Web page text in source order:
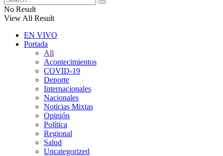
No Result
View All Result
EN VIVO
Portada
All
Acontecimientos
COVID-19
Deporte
Internacionales
Nacionales
Noticias Mixtas
Opinión
Política
Regional
Salud
Uncategorized